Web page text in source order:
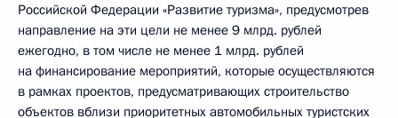
Российской Федерации «Развитие туризма», предусмотрев
направление на эти цели не менее 9 млрд. рублей
ежегодно, в том числе не менее 1 млрд. рублей
на финансирование мероприятий, которые осуществляются
в рамках проектов, предусматривающих строительство
объектов вблизи приоритетных автомобильных туристских